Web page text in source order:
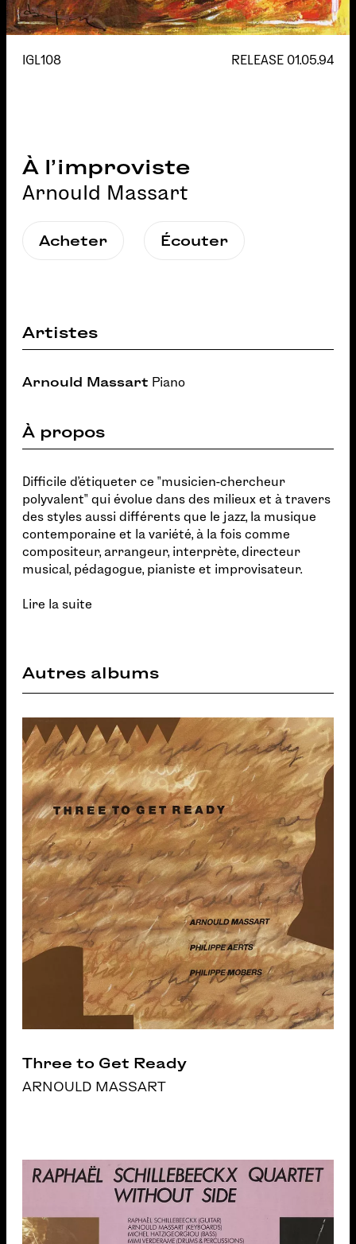
IGL108 RELEASE 01.05.94
À l’improviste
Arnould Massart
Acheter Écouter
Artistes
Arnould Massart Piano
À propos
Difficile d'étiqueter ce "musicien-chercheur
polyvalent" qui évolue dans des milieux et à travers
des styles aussi différents que le jazz, la musique
contemporaine et la variété, à la fois comme
compositeur, arrangeur, interprète, directeur
musical, pédagogue, pianiste et improvisateur.
Lire la suite
Autres albums
Three to Get Ready
ARNOULD MASSART